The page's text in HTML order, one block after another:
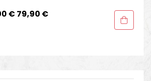
€ Preis
79,90 €